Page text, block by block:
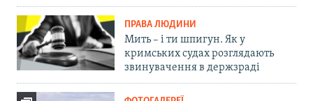
ПРАВА ЛЮДИНИ
Мить – і ти шпигун. Як у
кримських судах розглядають
звинувачення в держзраді